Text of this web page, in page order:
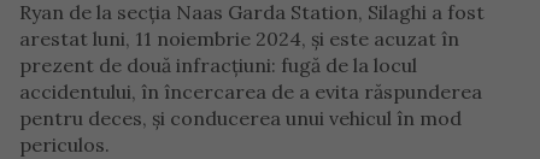
Ryan de la secția Naas Garda Station, Silaghi a fost
arestat luni, 11 noiembrie 2024, și este acuzat în
prezent de două infracțiuni: fugă de la locul
accidentului, în încercarea de a evita răspunderea
pentru deces, și conducerea unui vehicul în mod
periculos.